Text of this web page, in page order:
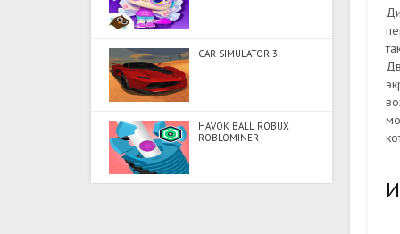
CAR SIMULATOR 3
HAVOK BALL ROBUX
ROBLOMINER